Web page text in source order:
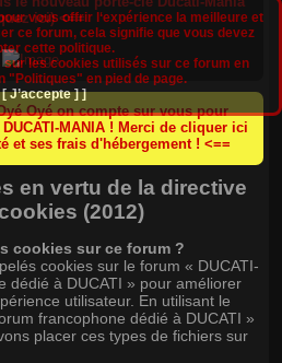
ici) <==
Oyé on compte sur vous pour
MANIA ! Merci de cliquer ici
et ses frais d'hébergement ! <==
en vertu de la directive
(2012)
cookies sur ce forum ?
cookies sur le forum « DUCATI-
dédié à DUCATI » pour améliorer
utilisateur. En utilisant le
francophone dédié à DUCATI »
placer ces types de fichiers sur
vous offrir l‘expérience la meilleure et
ce forum, cela signifie que vous devez
cette politique.
sur les cookies utilisés sur ce forum en
"Politiques" en pied de page.
J’accepte ] ]